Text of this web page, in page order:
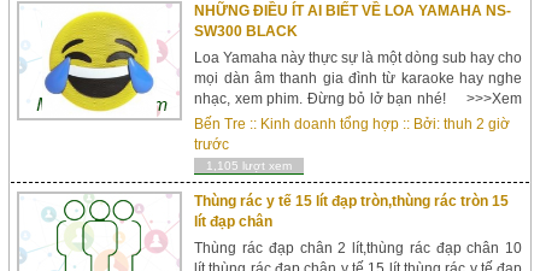
NHỮNG ĐIỀU ÍT AI BIẾT VỀ LOA YAMAHA NS-
SW300 BLACK
Loa Yamaha này thực sự là một dòng sub hay cho
mọi dàn âm thanh gia đình từ karaoke hay nghe
nhạc, xem phim. Đừng bỏ lở bạn nhé! >>>Xem
thêm: Loa Bose Âm trầm rõ ràng Cổng Twisted
Flare...
Bến Tre :: Kinh doanh tổng hợp :: Bởi:thuh 2 giờ
trước
1,105 lượt xem
Thùng rác y tế 15 lít đạp tròn,thùng rác tròn 15
lít đạp chân
Thùng rác đạp chân 2 lít,thùng rác đạp chân 10